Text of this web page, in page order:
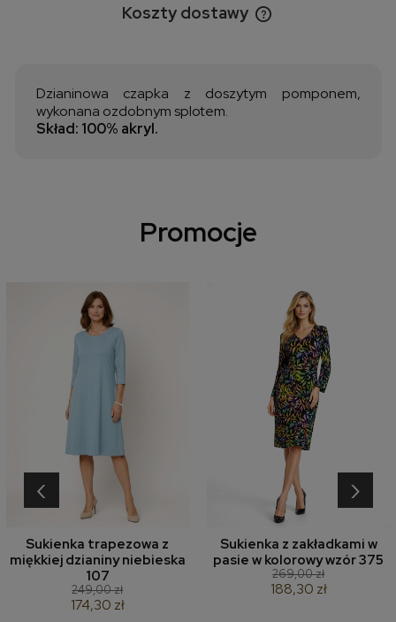
Koszty dostawy
Cena nie zawiera ewentualnych kosztów płatności
Dzianinowa czapka z doszytym pomponem,
wykonana ozdobnym splotem.
Skład: 100% akryl.
Promocje
Sukienka trapezowa z
miękkiej dzianiny niebieska
107
249,00 zł
174,30 zł
Sukienka z zakładkami w
pasie w kolorowy wzór 375
269,00 zł
188,30 zł
‹ ›